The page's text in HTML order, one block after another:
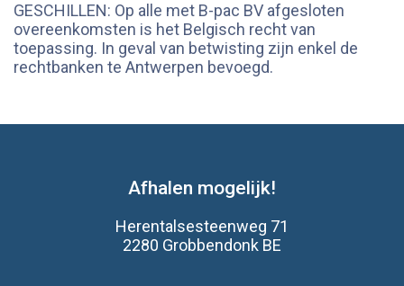
GESCHILLEN: Op alle met B-pac BV afgesloten
overeenkomsten is het Belgisch recht van
toepassing. In geval van betwisting zijn enkel de
rechtbanken te Antwerpen bevoegd.
Afhalen mogelijk!
Herentalsesteenweg 71
2280 Grobbendonk BE